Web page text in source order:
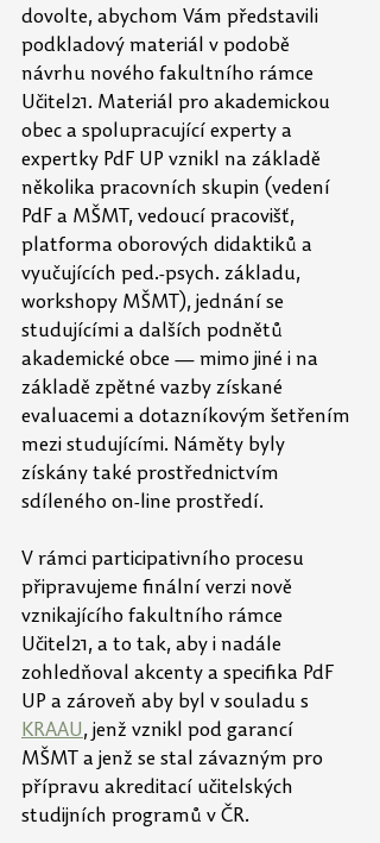
dovolte, abychom Vám představili
podkladový materiál v podobě
návrhu nového fakultního rámce
Učitel21. Materiál pro akademickou
obec a spolupracující experty a
expertky PdF UP vznikl na základě
několika pracovních skupin (vedení
PdF a MŠMT, vedoucí pracovišť,
platforma oborových didaktiků a
vyučujících ped.-psych. základu,
workshopy MŠMT), jednání se
studujícími a dalších podnětů
akademické obce — mimo jiné i na
základě zpětné vazby získané
evaluacemi a dotazníkovým šetřením
mezi studujícími. Náměty byly
získány také prostřednictvím
sdíleného on-line prostředí.
V rámci participativního procesu
připravujeme finální verzi nově
vznikajícího fakultního rámce
Učitel21, a to tak, aby i nadále
zohledňoval akcenty a specifika PdF
UP a zároveň aby byl v souladu s
KRAAU, jenž vznikl pod garancí
MŠMT a jenž se stal závazným pro
přípravu akreditací učitelských
studijních programů v ČR.